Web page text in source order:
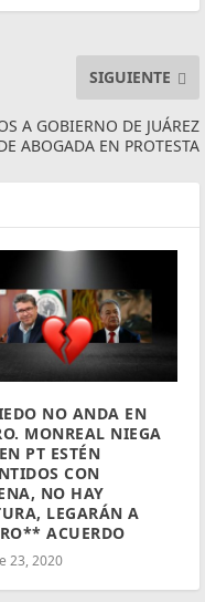
SIGUIENTE
A GOBIERNO DE JUÁREZ
ABOGADA EN PROTESTA
NO ANDA EN
MONREAL NIEGA
PT ESTÉN
CON
NO HAY
LEGARÁN A
ACUERDO
23, 2020